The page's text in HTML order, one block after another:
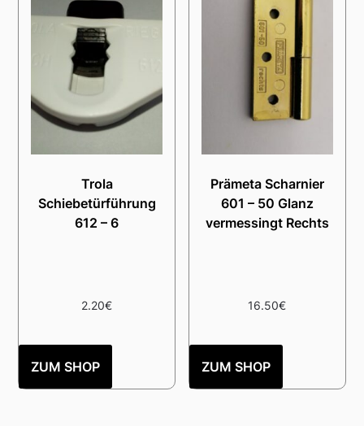
Trola
Schiebetürführung
612 – 6
2.20€
ZUM SHOP
Prämeta Scharnier
601 – 50 Glanz
vermessingt Rechts
16.50€
ZUM SHOP